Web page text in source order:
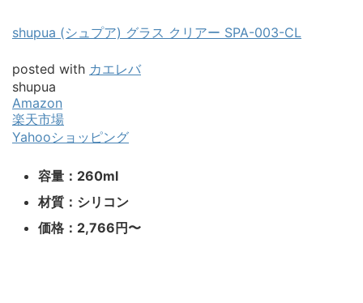
shupua (シュプア) グラス クリアー SPA-003-CL
posted with カエレバ
shupua
Amazon
楽天市場
Yahooショッピング
容量：260ml
材質：シリコン
価格：2,766円〜